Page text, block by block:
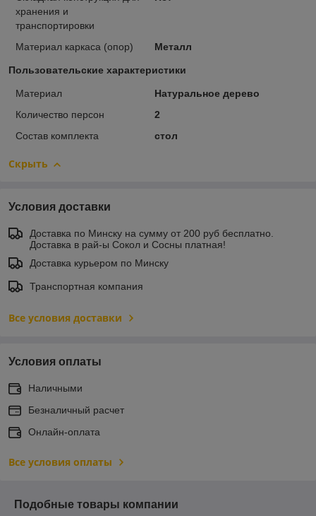
хранения и
транспортировки
Материал каркаса (опор) Металл
Пользовательские характеристики
Материал
Натуральное дерево
Количество персон
2
Состав комплекта
стол
Скрыть
Условия доставки
Доставка по Минску на сумму от 200 руб бесплатно.
Доставка в рай-ы Сокол и Сосны платная!
Доставка курьером по Минску
Транспортная компания
Все условия доставки
Условия оплаты
Наличными
Безналичный расчет
Онлайн-оплата
Все условия оплаты
Подобные товары компании